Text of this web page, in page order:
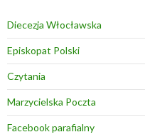
Diecezja Włocławska
Episkopat Polski
Czytania
Marzycielska Poczta
Facebook parafialny